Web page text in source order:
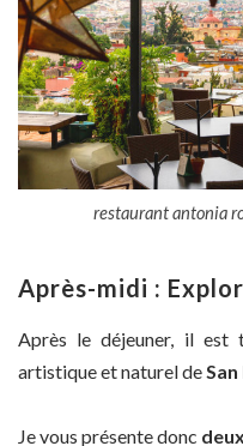
restaurant antonia
Après-midi :
Après le déjeuner, il est
artistique et naturel de
Je vous présente donc